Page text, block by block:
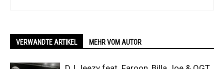
VERWANDTE ARTIKEL MEHR VOM AUTOR